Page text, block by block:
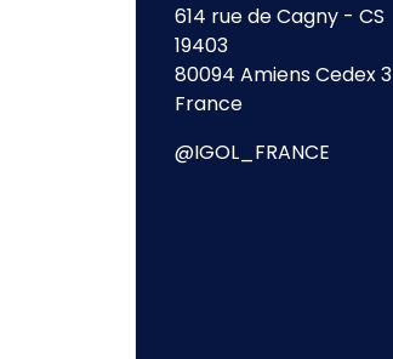
614 rue de Cagny - CS
19403
80094 Amiens Cedex 3
France
@IGOL_FRANCE